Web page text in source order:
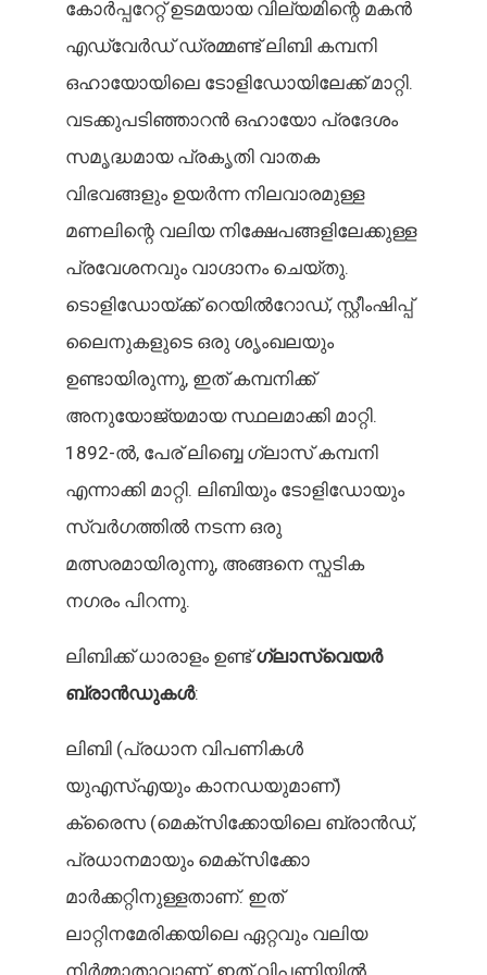
കോർപ്പറേറ്റ് ഉടമയായ വില്യമിന്റെ മകൻ
എഡ്വേർഡ് ഡ്രമ്മണ്ട് ലിബി കമ്പനി
ഒഹായോയിലെ ടോളിഡോയിലേക്ക് മാറ്റി.
വടക്കുപടിഞ്ഞാറൻ ഒഹായോ പ്രദേശം
സമൃദ്ധമായ പ്രകൃതി വാതക
വിഭവങ്ങളും ഉയർന്ന നിലവാരമുള്ള
മണലിന്റെ വലിയ നിക്ഷേപങ്ങളിലേക്കുള്ള
പ്രവേശനവും വാഗ്ദാനം ചെയ്തു.
ടൊളിഡോയ്ക്ക് റെയിൽറോഡ്, സ്റ്റീംഷിപ്പ്
ലൈനുകളുടെ ഒരു ശൃംഖലയും
ഉണ്ടായിരുന്നു, ഇത് കമ്പനിക്ക്
അനുയോജ്യമായ സ്ഥലമാക്കി മാറ്റി.
1892-ൽ, പേര് ലിബ്ബെ ഗ്ലാസ് കമ്പനി
എന്നാക്കി മാറ്റി. ലിബിയും ടോളിഡോയും
സ്വർഗത്തിൽ നടന്ന ഒരു
മത്സരമായിരുന്നു, അങ്ങനെ സ്ഫടിക
നഗരം പിറന്നു.
ലിബിക്ക് ധാരാളം ഉണ്ട്ഗ്ലാസ്വെയർ
ബ്രാൻഡുകൾ:
ലിബി (പ്രധാന വിപണികൾ
യുഎസ്എയും കാനഡയുമാണ്)
ക്രൈസ (മെക്സിക്കോയിലെ ബ്രാൻഡ്,
പ്രധാനമായും മെക്സിക്കോ
മാർക്കറ്റിനുള്ളതാണ്. ഇത്
ലാറ്റിനമേരിക്കയിലെ ഏറ്റവും വലിയ
നിർമ്മാതാവാണ്, ഇത് വിപണിയിൽ